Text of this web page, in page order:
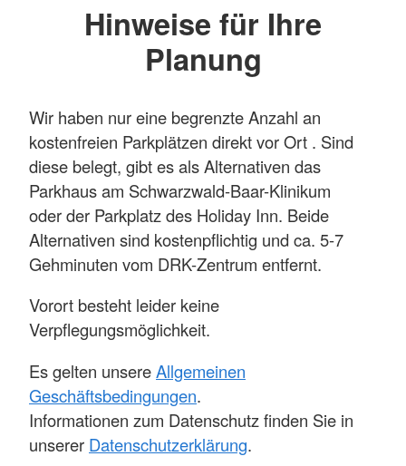
Hinweise für Ihre
Planung
Wir haben nur eine begrenzte Anzahl an
kostenfreien Parkplätzen direkt vor Ort . Sind
diese belegt, gibt es als Alternativen das
Parkhaus am Schwarzwald-Baar-Klinikum
oder der Parkplatz des Holiday Inn. Beide
Alternativen sind kostenpflichtig und ca. 5-7
Gehminuten vom DRK-Zentrum entfernt.
Vorort besteht leider keine
Verpflegungsmöglichkeit.
Es gelten unsereAllgemeinen
Geschäftsbedingungen.
Informationen zum Datenschutz finden Sie in
unserer Datenschutzerklärung.